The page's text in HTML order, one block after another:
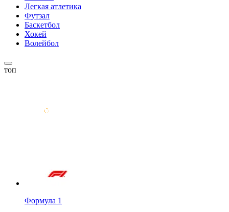
Легкая атлетика
Футзал
Баскетбол
Хокей
Волейбол
топ
Формула 1